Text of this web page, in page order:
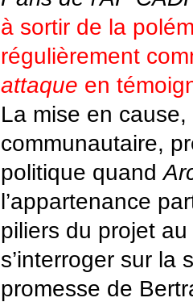
à sortir de la
régulièrement
attaque en
La mise en cause,
communautaire,
politique quand
l’appartenance
piliers du projet
s’interroger sur la
promesse de